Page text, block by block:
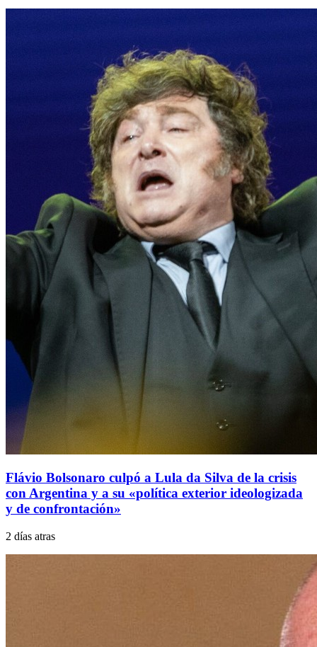
Flávio Bolsonaro culpó a Lula da Silva de la crisis
con Argentina y a su «política exterior ideologizada
y de confrontación»
2 días atras